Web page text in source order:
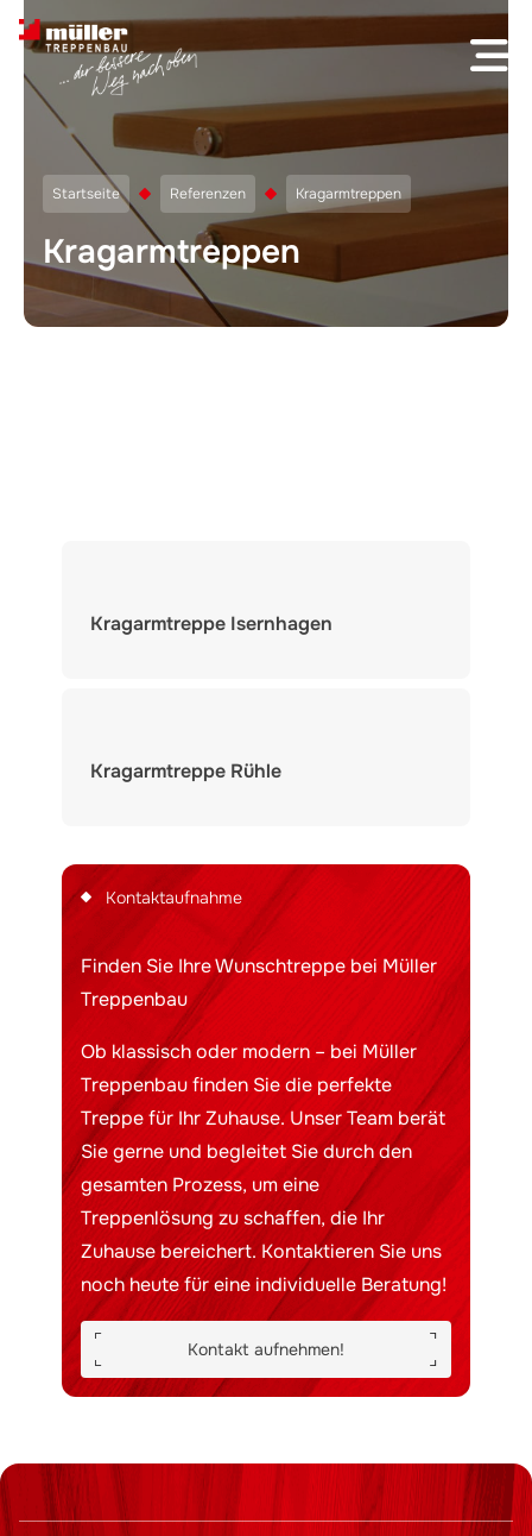
Startseite Referenzen Kragarmtreppen
Kragarmtreppen
Kragarmtreppe Isernhagen
Kragarmtreppe Rühle
Kontaktaufnahme
Finden Sie Ihre Wunschtreppe bei Müller
Treppenbau
Ob klassisch oder modern – bei Müller
Treppenbau finden Sie die perfekte
Treppe für Ihr Zuhause. Unser Team berät
Sie gerne und begleitet Sie durch den
gesamten Prozess, um eine
Treppenlösung zu schaffen, die Ihr
Zuhause bereichert. Kontaktieren Sie uns
noch heute für eine individuelle Beratung!
Kontakt aufnehmen!